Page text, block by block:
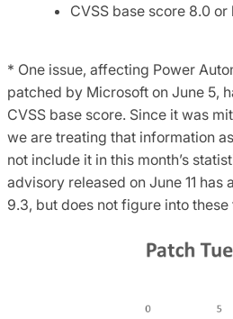
CVSS base score 8.0 or
* One issue, affecting Power
patched by Microsoft on June 5,
CVSS base score. Since it was
we are treating that information
not include it in this month’s
advisory released on June 11 has
9.3, but does not figure into